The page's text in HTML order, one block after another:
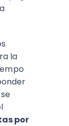
la
por